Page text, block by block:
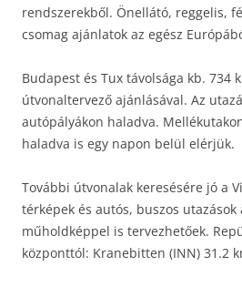
rendszerekből. Önellátó, reggelis,
csomag ajánlatok az egész
Budapest és Tux távolsága kb. 734
útvonaltervező ajánlásával. Az
autópályákon haladva.
haladva is egy napon belül elérjük.
További útvonalak keresésére jó a
térképek és autós, buszos utazások
műholdképpel is tervezhetőek.
központtól: Kranebitten (INN) 31.2